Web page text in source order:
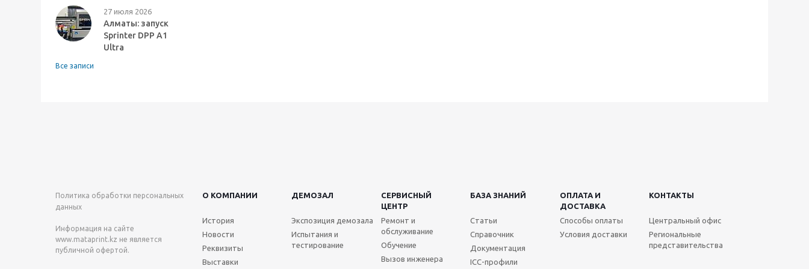
27 июля 2026
Алматы: запуск
Sprinter DPP A1
Ultra
Все записи
Политика обработки персональных
данных
Информация на сайте
www.mataprint.kz не является
публичной офертой.
О КОМПАНИИ ДЕМОЗАЛ
СЕРВИСНЫЙ
ЦЕНТР
БАЗА ЗНАНИЙ
ОПЛАТА И
ДОСТАВКА
КОНТАКТЫ
История
Новости
Реквизиты
Выставки
Экспозиция демозала
Испытания и
тестирование
Ремонт и
обслуживание
Обучение
Вызов инженера
Статьи
Справочник
Документация
ICC-профили
Способы оплаты
Условия доставки
Центральный офис
Региональные
представительства